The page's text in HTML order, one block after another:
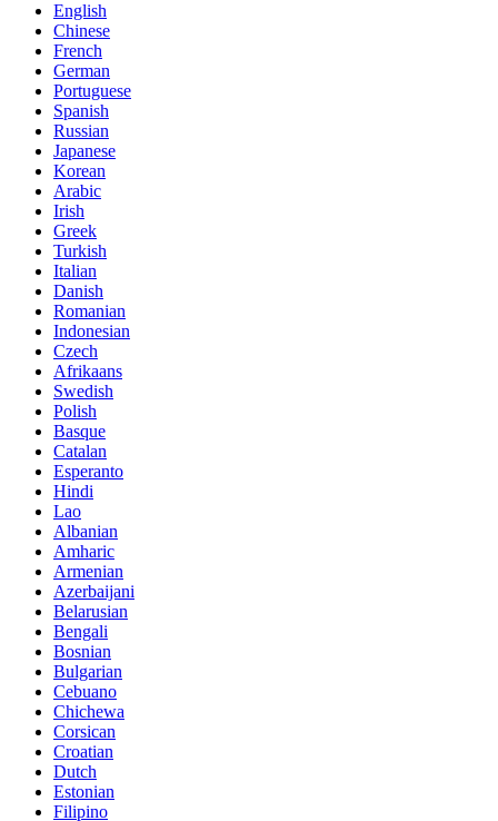
English
Chinese
French
German
Portuguese
Spanish
Russian
Japanese
Korean
Arabic
Irish
Greek
Turkish
Italian
Danish
Romanian
Indonesian
Czech
Afrikaans
Swedish
Polish
Basque
Catalan
Esperanto
Hindi
Lao
Albanian
Amharic
Armenian
Azerbaijani
Belarusian
Bengali
Bosnian
Bulgarian
Cebuano
Chichewa
Corsican
Croatian
Dutch
Estonian
Filipino